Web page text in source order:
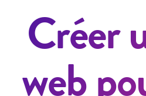
Créer
web